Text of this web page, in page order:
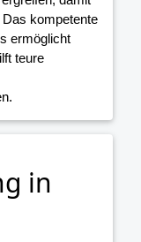
kompetente
ermöglicht
teure
in